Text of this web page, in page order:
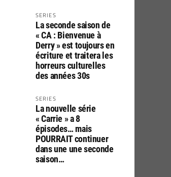
SERIES
La seconde saison de
« CA : Bienvenue à
Derry » est toujours en
écriture et traitera les
horreurs culturelles
des années 30s
SERIES
La nouvelle série
« Carrie » a 8
épisodes… mais
POURRAIT continuer
dans une une seconde
saison…